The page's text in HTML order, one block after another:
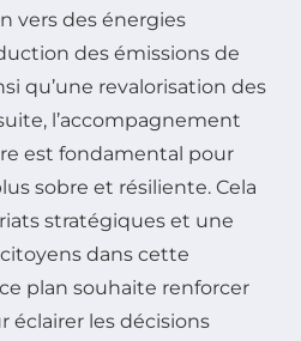
vers des énergies
des émissions de
qu’une revalorisation des
l’accompagnement
est fondamental pour
sobre et résiliente. Cela
stratégiques et une
dans cette
plan souhaite renforcer
éclairer les décisions